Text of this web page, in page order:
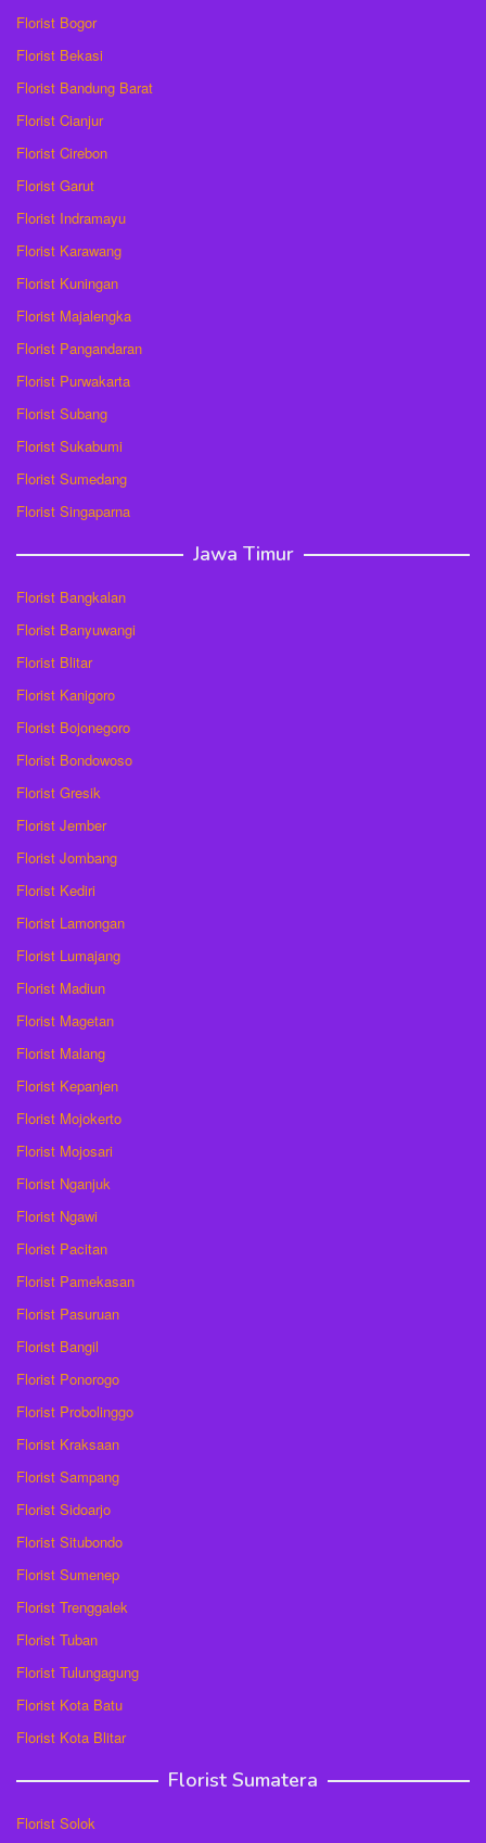
Florist Bogor
Florist Bekasi
Florist Bandung Barat
Florist Cianjur
Florist Cirebon
Florist Garut
Florist Indramayu
Florist Karawang
Florist Kuningan
Florist Majalengka
Florist Pangandaran
Florist Purwakarta
Florist Subang
Florist Sukabumi
Florist Sumedang
Florist Singaparna
Jawa Timur
Florist Bangkalan
Florist Banyuwangi
Florist Blitar
Florist Kanigoro
Florist Bojonegoro
Florist Bondowoso
Florist Gresik
Florist Jember
Florist Jombang
Florist Kediri
Florist Lamongan
Florist Lumajang
Florist Madiun
Florist Magetan
Florist Malang
Florist Kepanjen
Florist Mojokerto
Florist Mojosari
Florist Nganjuk
Florist Ngawi
Florist Pacitan
Florist Pamekasan
Florist Pasuruan
Florist Bangil
Florist Ponorogo
Florist Probolinggo
Florist Kraksaan
Florist Sampang
Florist Sidoarjo
Florist Situbondo
Florist Sumenep
Florist Trenggalek
Florist Tuban
Florist Tulungagung
Florist Kota Batu
Florist Kota Blitar
Florist Sumatera
Florist Solok